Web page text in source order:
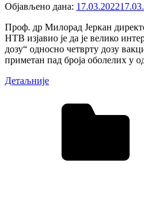
Објављено дана: 17.03.2022
Проф. др Милорад Јеркан
НТВ изјавио је да је велико
дозу“ односно четврту дозу
приметан пад броја оболелих у
Детаљније